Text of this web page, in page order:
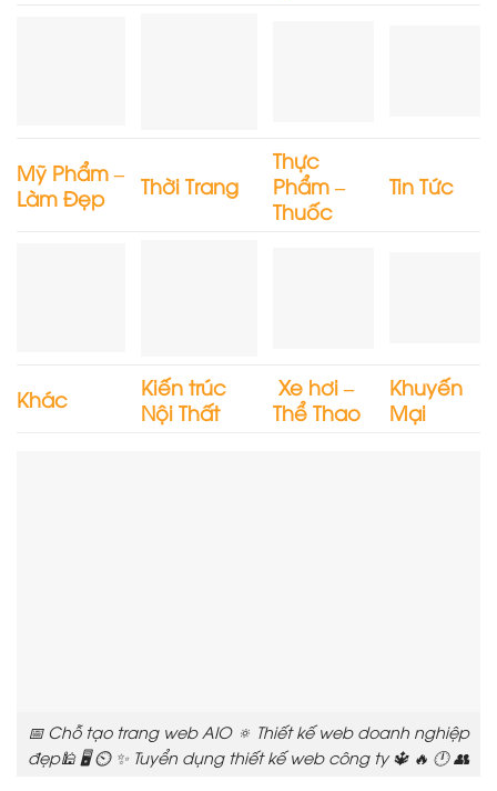
Mỹ Phẩm –
Làm Đẹp
Thời Trang
Thực
Phẩm –
Thuốc
Tin Tức
Khác
Kiến trúc
Nội Thất
Xe hơi –
Thể Thao
Khuyến
Mại
📅 Chỗ tạo trang web AIO 🔅 Thiết kế web doanh nghiệp
đẹp🕌 🖥️ ⏲️ ✨ Tuyển dụng thiết kế web công ty 🔱 🔥 🕛 👥